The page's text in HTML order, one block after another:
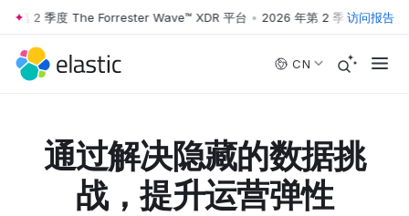
Skip to main content
2 季度 The Forrester Wave™ XDR 平台 • 2026 年第 2 季度 The访问报告
CN
通过解决隐藏的数据挑
战，提升运营弹性